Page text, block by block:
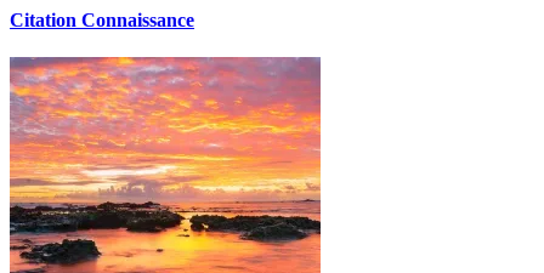
Citation Connaissance